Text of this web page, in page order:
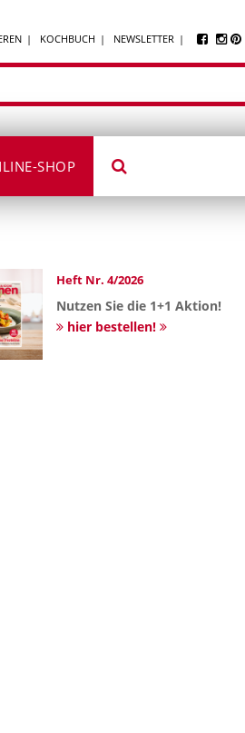
KOCHBUCH NEWSLETTER
SHOP
Heft Nr. 4/2026
Nutzen Sie die 1+1 Aktion!
hier bestellen!